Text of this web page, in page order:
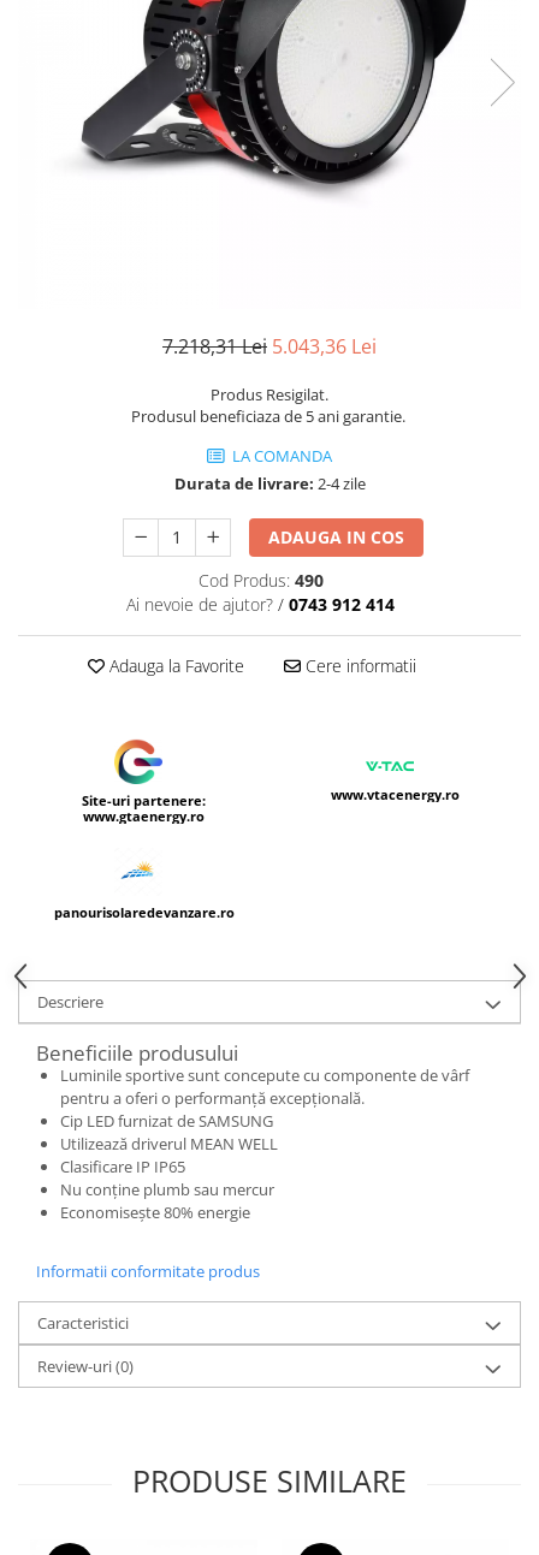
Lămpi de Birou
Oglinzi LED
7.218,31 Lei 5.043,36 Lei
Produs Resigilat.
Produsul beneficiaza de 5 ani garantie.
LA COMANDA
Durata de livrare: 2-4 zile
ADAUGA IN COS
Cod Produs: 490
Ai nevoie de ajutor? / 0743 912 414
Adauga la Favorite Cere informatii
Site-uri partenere:
www.gtaenergy.ro
www.vtacenergy.ro
panourisolaredevanzare.ro
Descriere
Beneficiile produsului
Luminile sportive sunt concepute cu componente de vârf
pentru a oferi o performanță excepțională.
Cip LED furnizat de SAMSUNG
Utilizează driverul MEAN WELL
Clasificare IP IP65
Nu conține plumb sau mercur
Economisește 80% energie
Informatii conformitate produs
Caracteristici
Review-uri(0)
PRODUSE SIMILARE